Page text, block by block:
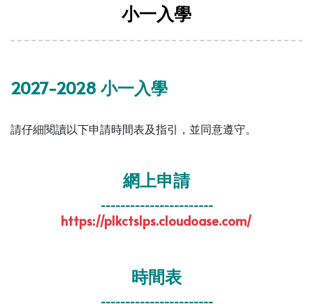
小一入學
2027-2028 小一入學
請仔細閱讀以下申請時間表及指引，並同意遵守。
網上申請
-----------------------
https://plkctslps.cloudoase.com/
時間表
-----------------------